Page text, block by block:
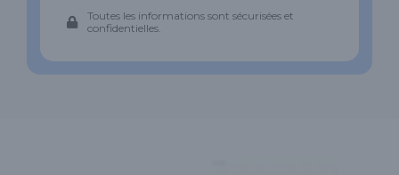
Toutes les informations sont sécurisées et
confidentielles.